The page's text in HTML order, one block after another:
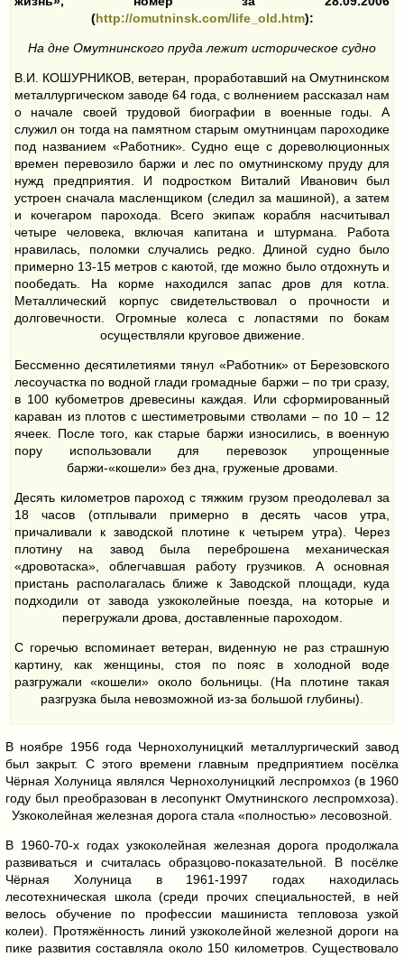
(http://omutninsk.com/life_old.htm):
На дне Омутнинского пруда лежит историческое судно
В.И. КОШУРНИКОВ, ветеран, проработавший на Омутнинском
металлургическом заводе 64 года, с волнением рассказал нам
о начале своей трудовой биографии в военные годы. А
служил он тогда на памятном старым омутнинцам пароходике
под названием «Работник». Судно еще с дореволюционных
времен перевозило баржи и лес по омутнинскому пруду для
нужд предприятия. И подростком Виталий Иванович был
устроен сначала масленщиком (следил за машиной), а затем
и кочегаром парохода. Всего экипаж корабля насчитывал
четыре человека, включая капитана и штурмана. Работа
нравилась, поломки случались редко. Длиной судно было
примерно 13-15 метров с каютой, где можно было отдохнуть и
пообедать. На корме находился запас дров для котла.
Металлический корпус свидетельствовал о прочности и
долговечности. Огромные колеса с лопастями по бокам
осуществляли круговое движение.
Бессменно десятилетиями тянул «Работник» от Березовского
лесоучастка по водной глади громадные баржи – по три сразу,
в 100 кубометров древесины каждая. Или сформированный
караван из плотов с шестиметровыми стволами – по 10 – 12
ячеек. После того, как старые баржи износились, в военную
пору использовали для перевозок упрощенные
баржи-«кошели» без дна, груженые дровами.
Десять километров пароход с тяжким грузом преодолевал за
18 часов (отплывали примерно в десять часов утра,
причаливали к заводской плотине к четырем утра). Через
плотину на завод была переброшена механическая
«дровотаска», облегчавшая работу грузчиков. А основная
пристань располагалась ближе к Заводской площади, куда
подходили от завода узкоколейные поезда, на которые и
перегружали дрова, доставленные пароходом.
С горечью вспоминает ветеран, виденную не раз страшную
картину, как женщины, стоя по пояс в холодной воде
разгружали «кошели» около больницы. (На плотине такая
разгрузка была невозможной из-за большой глубины).
В ноябре 1956 года Чернохолуницкий металлургический завод
был закрыт. С этого времени главным предприятием посёлка
Чёрная Холуница являлся Чернохолуницкий леспромхоз (в 1960
году был преобразован в лесопункт Омутнинского леспромхоза).
Узкоколейная железная дорога стала «полностью» лесовозной.
В 1960-70-х годах узкоколейная железная дорога продолжала
развиваться и считалась образцово-показательной. В посёлке
Чёрная Холуница в 1961-1997 годах находилась
лесотехническая школа (среди прочих специальностей, в ней
велось обучение по профессии машиниста тепловоза узкой
колеи). Протяжённость линий узкоколейной железной дороги на
пике развития составляла около 150 километров. Существовало